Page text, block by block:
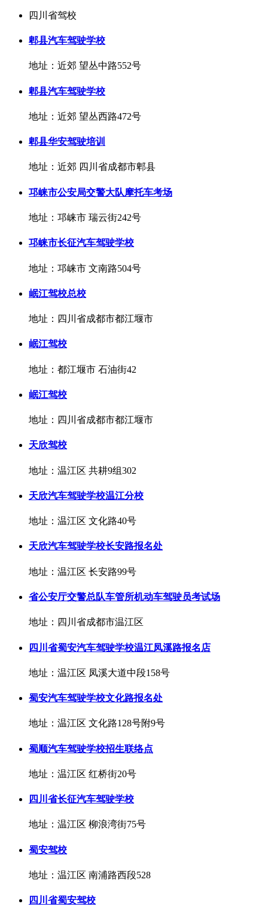
四川省驾校
郫县汽车驾驶学校
地址：近郊 望丛中路552号
郫县汽车驾驶学校
地址：近郊 望丛西路472号
郫县华安驾驶培训
地址：近郊 四川省成都市郫县
邛崃市公安局交警大队摩托车考场
地址：邛崃市 瑞云街242号
邛崃市长征汽车驾驶学校
地址：邛崃市 文南路504号
岷江驾校总校
地址：四川省成都市都江堰市
岷江驾校
地址：都江堰市 石油街42
岷江驾校
地址：四川省成都市都江堰市
天欣驾校
地址：温江区 共耕9组302
天欣汽车驾驶学校温江分校
地址：温江区 文化路40号
天欣汽车驾驶学校长安路报名处
地址：温江区 长安路99号
省公安厅交警总队车管所机动车驾驶员考试场
地址：四川省成都市温江区
四川省蜀安汽车驾驶学校温江凤溪路报名店
地址：温江区 凤溪大道中段158号
蜀安汽车驾驶学校文化路报名处
地址：温江区 文化路128号附9号
蜀顺汽车驾驶学校招生联络点
地址：温江区 红桥街20号
四川省长征汽车驾驶学校
地址：温江区 柳浪湾街75号
蜀安驾校
地址：温江区 南浦路西段528
四川省蜀安驾校